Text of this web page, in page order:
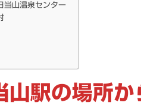
当山温泉センター
山駅の場所か